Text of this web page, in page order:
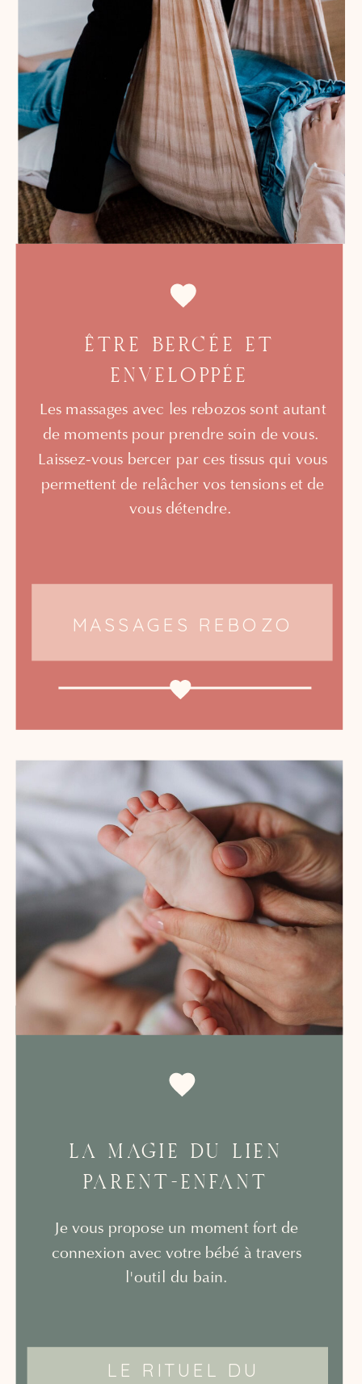
Je vous propose un moment fort de
connexion avec votre bébé à travers
l'outil du bain.
LA MAGIE DU LIEN
PARENT-ENFANT
LE RITUEL DU
ÊTRE BERCÉE ET
ENVELOPPÉE
Les massages avec les rebozos sont autant
de moments pour prendre soin de vous.
Laissez-vous bercer par ces tissus qui vous
permettent de relâcher vos tensions et de
vous détendre.
MASSAGES REBOZO